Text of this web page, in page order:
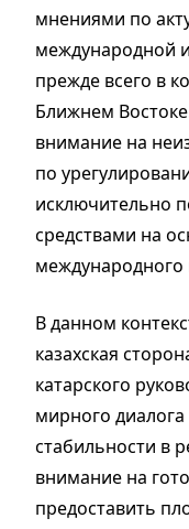
мнениями по
международной
прежде всего в
Ближнем
внимание на
по
исключительно
средствами на
В данном
казахская
катарского
мирного
стабильности в
внимание на
предоставить